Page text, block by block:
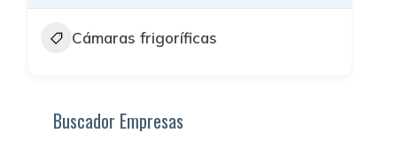
Cámaras frigoríficas
Buscador Empresas